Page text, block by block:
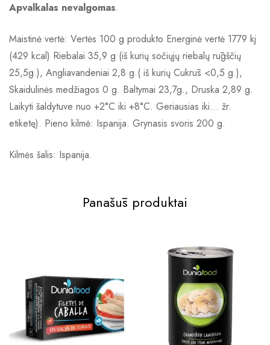
Apvalkalas nevalgomas.
Maistinė vertė: Vertės 100 g produkto Energinė vertė 1779 kj
(429 kcal) Riebalai 35,9 g (iš kurių sočiųjų riebalų rūgščių
25,5g.), Angliavandeniai 2,8 g.( iš kurių Cukrūs <0,5 g.),
Skaidulinės medžiagos 0 g. Baltymai 23,7g., Druska 2,89 g.
Laikyti šaldytuve nuo +2°C iki +8°C. Geriausias iki… žr.
etiketę). Pieno kilmė: Ispanija. Grynasis svoris 200 g.
Kilmės šalis: Ispanija.
Panašūs produktai